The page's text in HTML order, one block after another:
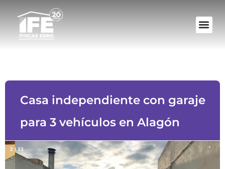
Casa independiente con garaje
para 3 vehículos en Alagón
2 /33